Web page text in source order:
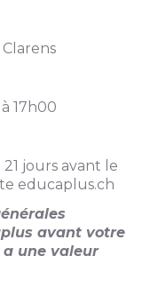
17h00
jours avant le
educaplus.ch
avant votre
une valeur